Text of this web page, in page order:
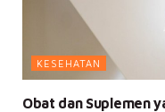
KESEHATAN
Obat dan Suplemen